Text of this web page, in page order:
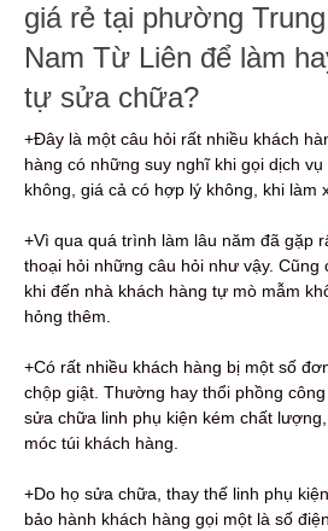
giá rẻ tại phường
Nam Từ Liên để làm
tự sửa chữa?
+Đây là một câu hỏi rất nhiều khách
hàng có những suy nghĩ khi gọi dịch
không, giá cả có hợp lý không, khi làm
+Vì qua quá trình làm lâu năm đã gặp
thoại hỏi những câu hỏi như vậy.
khi đến nhà khách hàng tự mò mẫm
hỏng thêm.
+Có rất nhiều khách hàng bị một số
chộp giật. Thường hay thổi phồng
sửa chữa linh phụ kiện kém chất
móc túi khách hàng.
+Do họ sửa chữa, thay thế linh phụ
bảo hành khách hàng gọi một là số